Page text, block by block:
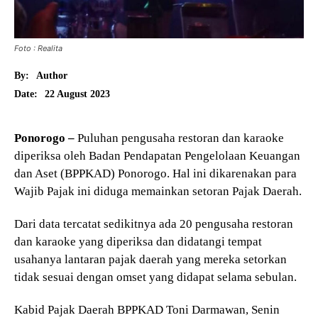
Foto : Realita
By:
Author
Date:
22 August 2023
Ponorogo – Puluhan pengusaha restoran dan karaoke
diperiksa oleh Badan Pendapatan Pengelolaan Keuangan
dan Aset (BPPKAD) Ponorogo. Hal ini dikarenakan para
Wajib Pajak ini diduga memainkan setoran Pajak Daerah.
Dari data tercatat sedikitnya ada 20 pengusaha restoran
dan karaoke yang diperiksa dan didatangi tempat
usahanya lantaran pajak daerah yang mereka setorkan
tidak sesuai dengan omset yang didapat selama sebulan.
Kabid Pajak Daerah BPPKAD Toni Darmawan, Senin